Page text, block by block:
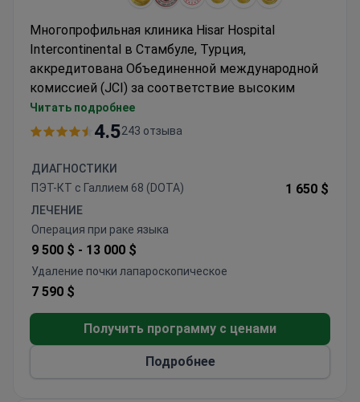
Многопрофильная клиника Hisar Hospital
Intercontinental в Стамбуле, Турция,
аккредитована Объединенной международной
комиссией (JCI) за соответствие высоким
стандартам качества и безопасности лечения.
Клиника специализируется на онкологии,
ортопедии и бариатрических операциях,
включая гастрошунтирование, установку
баллона и резекцию желудка. Также
предлагаются комплексные медицинские
обследования.
Ежегодно более 500 000 пациентов получают
медицинскую помощь в Hisar Hospital
Intercontinental. Пациенты из Европы, Америки,
Африки, стран СНГ и Балкан выбирают клинику
за специализированное и высококачественное
Читать подробнее
4.5243 отзыва
ДИАГНОСТИКИ
ПЭТ-КТ с Галлием 68 (DOTA)
1 650 $
ЛЕЧЕНИЕ
Операция при раке языка
9 500 $ - 13 000 $
Удаление почки лапароскопическое
7 590 $
Получить программу с ценами
Подробнее